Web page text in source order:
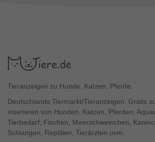
Tieranzeigen zu Hunde, Katzen, Pferde.
Deutschlands Tiermarkt/Tieranzeigen. Gratis
inserieren von Hunden, Katzen, Pferden,
Tierbedarf, Fischen, Meerschweinchen,
Schlangen, Reptilien, Tierärzten uvm.